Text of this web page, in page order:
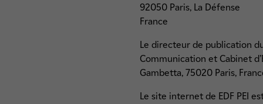
92050 Paris, La Défense
France
Le directeur de publication
Communication et Cabinet
Gambetta, 75020 Paris,
Le site internet de EDF PEI